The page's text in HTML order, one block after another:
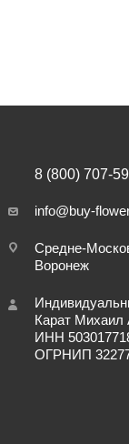
8 (800) 707-
info@buy-
Средне-
Воронеж
Карат Михаил
ИНН
ОГРНИП